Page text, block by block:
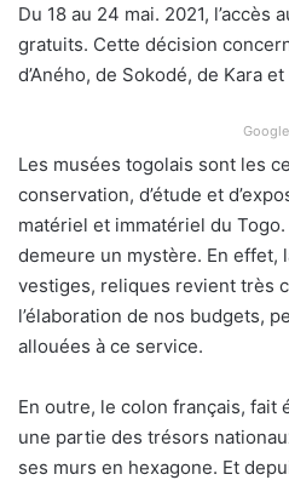
Du 18 au 24 mai. 2021, l’accès
gratuits. Cette décision
d’Aného, de Sokodé, de Kara
Google
Les musées togolais sont les
conservation, d’étude et
matériel et immatériel du
demeure un mystère. En effet,
vestiges, reliques revient très
l’élaboration de nos budgets,
allouées à ce service.
En outre, le colon français, fait
une partie des trésors
ses murs en hexagone. Et